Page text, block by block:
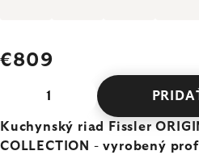
€809
Kuchynský riad Fissler
COLLECTION -vyrobený